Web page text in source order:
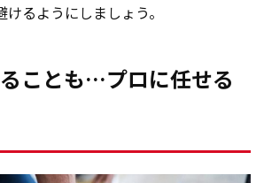
るようにしましょう。
ことも…プロに任せる